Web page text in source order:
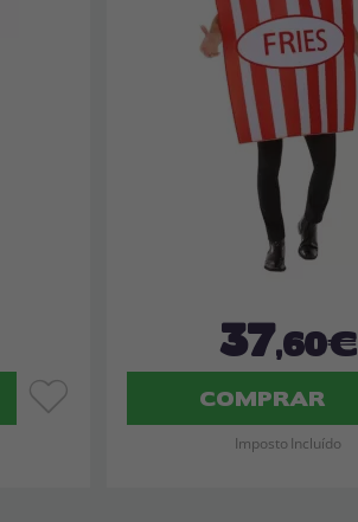
37,60€
COMPRAR
Imposto Incluído